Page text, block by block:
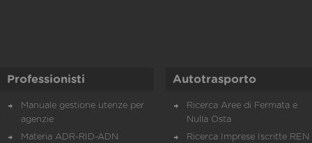
Professionisti
Manuale gestione utenze per
agenzie
Materia ADR-RID-ADN
Autotrasporto
Ricerca Aree di Fermata e
Nulla Osta
Ricerca Imprese Iscritte REN